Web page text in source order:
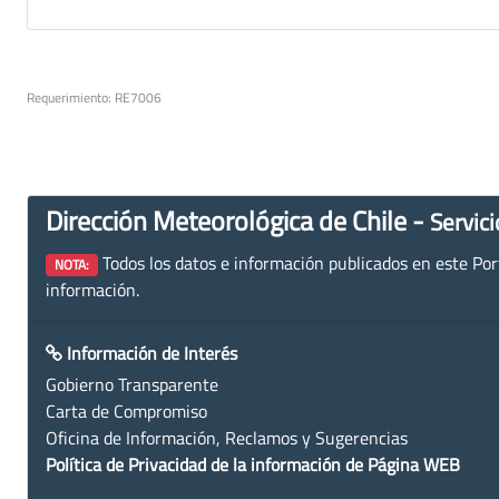
Requerimiento: RE7006
Dirección Meteorológica de Chile -
NOTA: Todos los datos e información publicados en este
información.
Información de Interés
Gobierno Transparente
Carta de Compromiso
Oficina de Información, Reclamos y Sugerencias
Política de Privacidad de la información de Página WEB